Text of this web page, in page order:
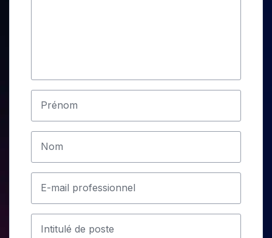
Prénom
Nom
E-mail professionnel
Intitulé de poste